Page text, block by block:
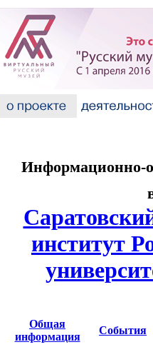
Информационно-
институт
Общая
информация
События